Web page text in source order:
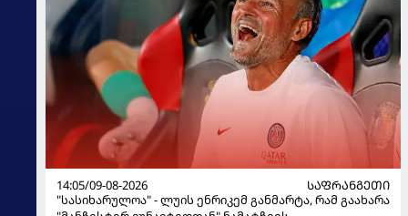
14:05/09-08-2026
ᲡᲐᲤᲠᲐᲜᲒᲔᲗᲘ
"სასიხარულოა" - ლუის ენრიკემ განმარტა, რამ გაახარა